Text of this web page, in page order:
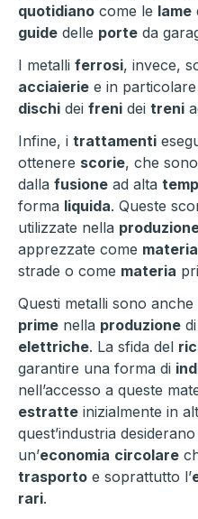
quotidiano come le lame
guide delle porte da
I metalli ferrosi, invece,
acciaierie e in
dischi dei freni dei treni
Infine, i trattamenti
ottenere scorie, che sono
dalla fusione ad alta
forma liquida. Queste
utilizzate nella
apprezzate come
strade o come materia
Questi metalli sono
prime nella produzione
elettriche. La sfida del
garantire una forma di
nell’accesso a queste
estratte inizialmente in
quest’industria
un’economia circolare
trasporto e soprattutto l’
rari.